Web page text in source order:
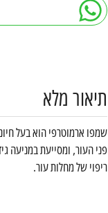
תיאור מלא
שמפו ארמוטרפי הוא בעל
פני העור, ומסייעת במניעה
ריפוי של מחלות עור.